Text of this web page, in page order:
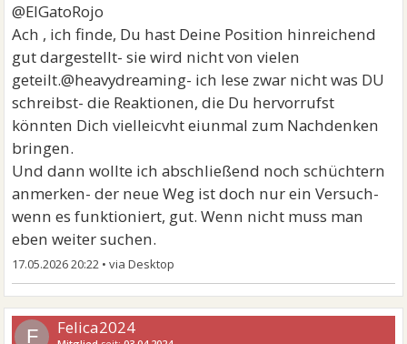
@ElGatoRojo
Ach , ich finde, Du hast Deine Position hinreichend
gut dargestellt- sie wird nicht von vielen
geteilt.@heavydreaming- ich lese zwar nicht was DU
schreibst- die Reaktionen, die Du hervorrufst
könnten Dich vielleicvht eiunmal zum Nachdenken
bringen.
Und dann wollte ich abschließend noch schüchtern
anmerken- der neue Weg ist doch nur ein Versuch-
wenn es funktioniert, gut. Wenn nicht muss man
eben weiter suchen.
17.05.2026 20:22 •
F Felica2024